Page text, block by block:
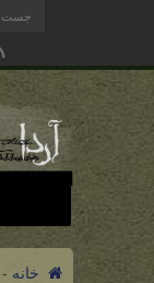
خانه -